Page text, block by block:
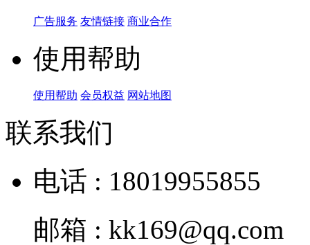
广告服务 友情链接 商业合作
使用帮助
使用帮助 会员权益 网站地图
联系我们
电话 : 18019955855
邮箱 : kk169@qq.com